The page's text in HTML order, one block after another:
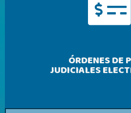
ÓRDENES DE
JUDICIALES